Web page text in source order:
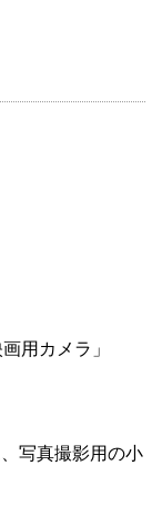
用カメラ」
写真撮影用の小